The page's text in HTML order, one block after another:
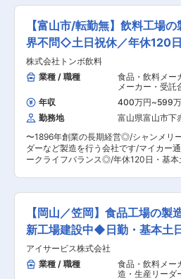
採用、シフト管理など ■キャリア想定： 今回の
募集では製麺、豆腐といったそれぞれの
でのマネージャークラスを想定、部門長
務運営にあたって頂きます。 将来的には
工場長なども目指して頂けるポジション
す。 変更の範囲：会社の定める業務
る惣菜製造の全般をお任せしていきます
次、中期生産計画立案 ・進捗管理、在庫
期調整 ・生産性向上プロジェクト推進
員教育 ※製造現場の各ラインのチーフ職
現場での調理や調理指導、メンバーへの
し、進捗管理、納期管理を行います。 ・
の問い合わせ対応 ・役員会などの会議
る資料作成 ・商品開発における企画案
見交換、製造工程立案 など ■業務の魅
「エスポット」「POTATO」等で販売さ
の製造をお任せします。同社は食材にも
り、地域の皆様に満足いただけるクオリ
供しています。 「エスポット」(19店
ＯＴＡＴＯ」(15店舗)と多くの店舗にて
る総菜を製造するため、責任感はありま
の分やりがいも大きいです。 ・ライン
く、週休2日を確保しながら働けます。
特徴： 1800年の創業以来、同社は常に
利益・感謝」を旨とし、一貫して顧客第
徹した事業展開を行っています。そのた
かりとした顧客基盤があります。消費経
とともに拡大し、1964年よりチェーン
【富山市/転勤無】飲料工場
界不問◇土日祝休／年休120
舗
株式会社トンボ飲料
業種 / 職種
食品・飲料メー
メーカー・受託
生産リーダー（
場長（食品・香
年収 400万円~599
勤務地
富山県富山市下
〜1896年創業の長期経営◎/シャンメリ
ダーなど製造を行う会社です/マイカー
ークライフバランス◎/年休120日・基本
務全般を担当いただきます。 ＜詳細＞
程に関する手順書・基準書作成 ・正社
社員への技術指導 ・お取引先様との窓
繕工事の立ち会い ・各種認証制度に関
お客様対応（工場案内、生産立会いなど
活動対応 ・部下のマネジメント、目標管
ト管理、勤怠管理 【変更の範囲：所属
は他部署異動により変更の可能性あり】 ■当社に
【岡山／笠岡】食品工場の
新工場建設中◆日勤・基本土
メーカー
アイサービス株式会社
業種 / 職種
食品・飲料メー
造・生産リーダ